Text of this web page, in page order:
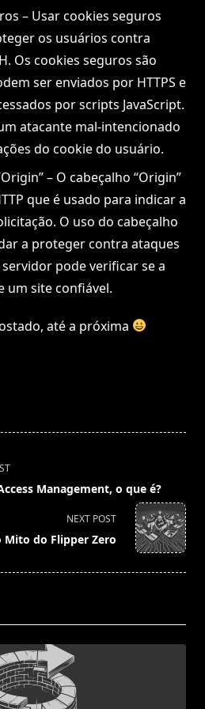
– Usar cookies seguros
os usuários contra
Os cookies seguros são
ser enviados por HTTPS e
por scripts JavaScript.
atacante mal-intencionado
do cookie do usuário.
– O cabeçalho “Origin”
que é usado para indicar a
O uso do cabeçalho
a proteger contra ataques
servidor pode verificar se a
um site confiável.
até a próxima
Management, o que é?
NEXT POST
Mito do Flipper Zero